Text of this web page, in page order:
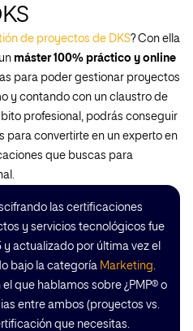
de proyectos de DKS? Con ella
máster 100% práctico y online
para poder gestionar proyectos
y contando con un claustro de
profesional, podrás conseguir
para convertirte en un experto en
que buscas para
las certificaciones
y servicios tecnológicos fue
y actualizado por última vez el
bajo la categoría Marketing.
que hablamos sobre ¿PMP® o
entre ambos (proyectos vs.
que necesitas.